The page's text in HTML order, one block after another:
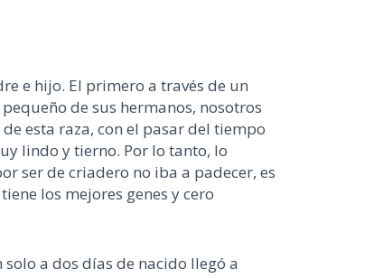
e hijo. El primero a través de un
de sus hermanos, nosotros
esta raza, con el pasar del tiempo
lindo y tierno. Por lo tanto, lo
ser de criadero no iba a padecer, es
los mejores genes y cero
a dos días de nacido llegó a